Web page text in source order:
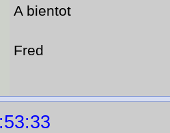
A bientot
Fred